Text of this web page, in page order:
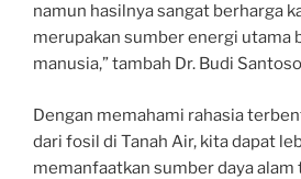
namun hasilnya sangat berharga
merupakan sumber energi utama
manusia,” tambah Dr. Budi
Dengan memahami rahasia
dari fosil di Tanah Air, kita dapat
memanfaatkan sumber daya